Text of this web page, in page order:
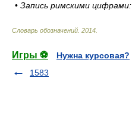
• Запись римскими цифрами:
Словарь обозначений 2014
Игры ⚽
Нужна курсовая?
1583